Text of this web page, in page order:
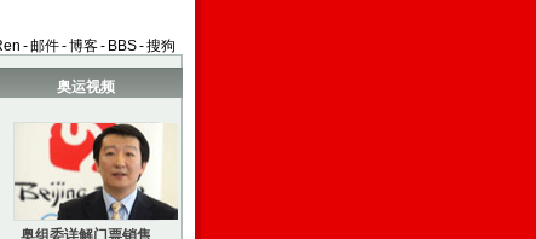
-邮件-博客- BBS-搜狗
奥运视频
奥组委详解门票销售